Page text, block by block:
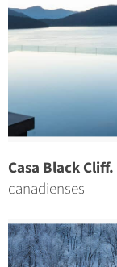
Casa Black Cliff.
canadienses